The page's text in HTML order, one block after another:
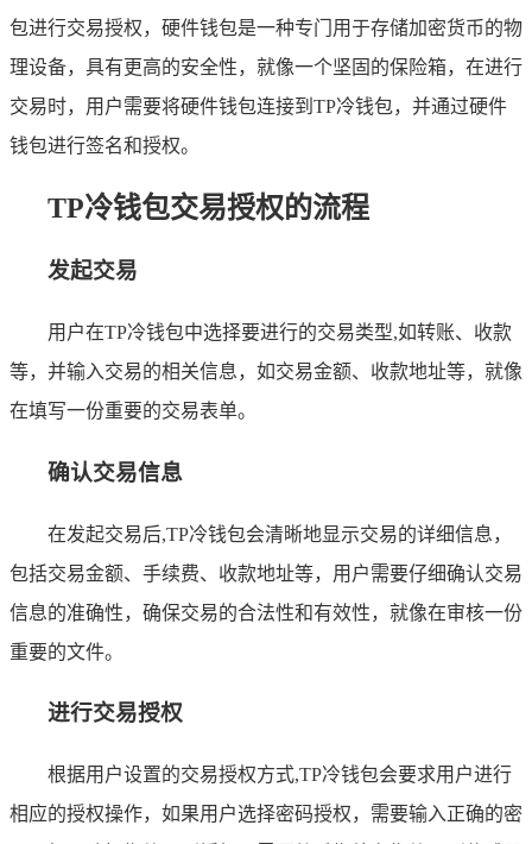
包进行交易授权，硬件钱包是一种专门用于存储加密货币的物
理设备，具有更高的安全性，就像一个坚固的保险箱，在进行
交易时，用户需要将硬件钱包连接到TP冷钱包，并通过硬件
钱包进行签名和授权。
TP冷钱包交易授权的流程
发起交易
用户在TP冷钱包中选择要进行的交易类型,如转账、收款
等，并输入交易的相关信息，如交易金额、收款地址等，就像
在填写一份重要的交易表单。
确认交易信息
在发起交易后,TP冷钱包会清晰地显示交易的详细信息，
包括交易金额、手续费、收款地址等，用户需要仔细确认交易
信息的准确性，确保交易的合法性和有效性，就像在审核一份
重要的文件。
进行交易授权
根据用户设置的交易授权方式,TP冷钱包会要求用户进行
相应的授权操作，如果用户选择密码授权，需要输入正确的密